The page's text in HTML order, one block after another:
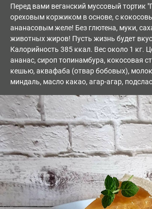
Перед вами веганский муссовый тортик
ореховым коржиком в основе, с
ананасовым желе! Без глютена, муки,
животных жиров! Пусть жизнь будет
Калорийность 385 ккал. Вес около 1 кг.
ананас, сироп топинамбура, кокосовая
кешью, аквафаба (отвар бобовых),
миндаль, масло какао, агар-агар,